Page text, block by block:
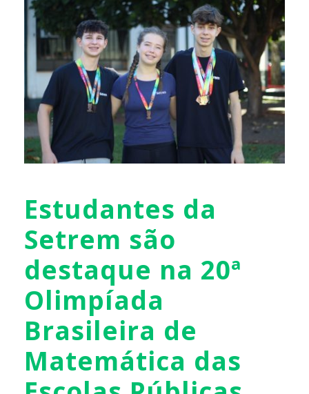
Estudantes da
Setrem são
destaque na 20ª
Olimpíada
Brasileira de
Matemática das